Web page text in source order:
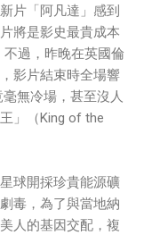
片「阿凡達」感到
將是影史最貴成本
不過，昨晚在英國倫
影片結束時全場響
無冷場，甚至沒人
」（King of the
球開採珍貴能源礦
毒，為了與當地納
人的基因交配，複